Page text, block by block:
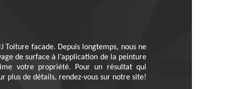
facade. Depuis longtemps, nous ne
de surface à l’application de la peinture
votre propriété. Pour un résultat qui
plus de détails, rendez-vous sur notre site!